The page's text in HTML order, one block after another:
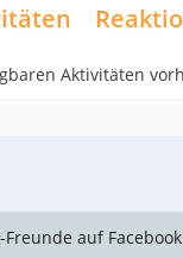
Aktivitäten
Freunde auf Facebook